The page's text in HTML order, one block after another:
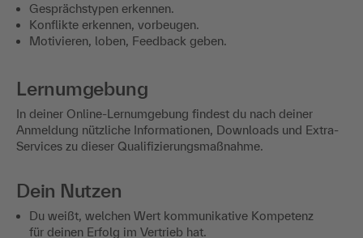
Gesprächstypen erkennen.
Konflikte erkennen, vorbeugen.
Motivieren, loben, Feedback geben.
Lernumgebung
In deiner Online-Lernumgebung findest du nach deiner
Anmeldung nützliche Informationen, Downloads und Extra-
Services zu dieser Qualifizierungsmaßnahme.
Dein Nutzen
Du weißt, welchen Wert kommunikative Kompetenz
für deinen Erfolg im Vertrieb hat.